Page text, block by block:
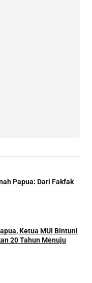
Papua: Dari Fakfak
Ketua MUI Bintuni
20 Tahun Menuju